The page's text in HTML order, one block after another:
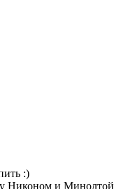
:)
Никоном и Минолтой